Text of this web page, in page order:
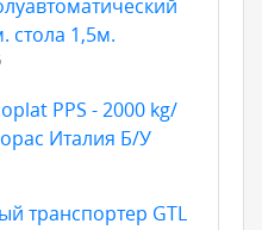
стола 1,5м.
PPS - 2000 kg/
Италия Б/У
транспортер GTL